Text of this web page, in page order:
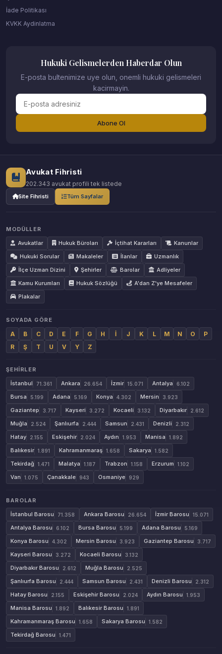
İade Politikası
KVKK Aydinlatma
Hukuki Gelismelerden Haberdar Olun
E-posta bultenimize uye olun, onemli hukuki gelismeleri
kacirmayin.
Abone Ol
Avukat Fihristi
202.343 avukat profili tek listede
Site Fihristi Tüm Sayfalar
MODÜLLER
Avukatlar
Hukuk Büroları İçtihat Kararları
Kanunlar
Hukuki Sorular
Makaleler İlanlar
Uzmanlık
İlçe Uzman Dizini
Şehirler Barolar
Adliyeler
Kamu Kurumları
Hukuk Sözlüğü
A'dan Z'ye Mesafeler
Plakalar
SOYADA GÖRE
A B C D E F G H İ J K L M N O
P
R
Ş T U V Y Z
ŞEHIRLER
İstanbul
71.361 Ankara 26.654 İzmir 15.071 Antalya 6.102
Bursa 5.199 Adana 5.169 Konya 4.302 Mersin 3.923
Gaziantep 3.717 Kayseri 3.272 Kocaeli 3.132 Diyarbakır 2.612
Muğla 2.524 Şanlıurfa 2.444 Samsun 2.431 Denizli 2.312
Hatay 2.155 Eskişehir 2.024 Aydın 1.953 Manisa 1.892
Balıkesir 1.891 Kahramanmaraş 1.658 Sakarya 1.582
Tekirdağ 1.471 Malatya 1.187 Trabzon 1.158 Erzurum 1.102
Van 1.075 Çanakkale 943 Osmaniye 929
BAROLAR
İstanbul Barosu
71.358 Ankara Barosu 26.654 İzmir Barosu 15.071
Antalya Barosu 6.102 Bursa Barosu 5.199 Adana Barosu 5.169
Konya Barosu 4.302 Mersin Barosu 3.923 Gaziantep Barosu 3.717
Kayseri Barosu 3.272 Kocaeli Barosu 3.132
Diyarbakır Barosu 2.612 Muğla Barosu 2.525
Şanlıurfa Barosu 2.444 Samsun Barosu 2.431 Denizli Barosu 2.312
Hatay Barosu 2.155 Eskişehir Barosu 2.024 Aydın Barosu 1.953
Manisa Barosu 1.892 Balıkesir Barosu 1.891
Kahramanmaraş Barosu 1.658 Sakarya Barosu 1.582
Tekirdağ Barosu 1.471